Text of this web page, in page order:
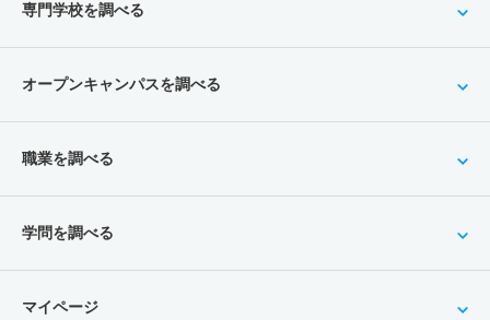
専門学校を調べる
オープンキャンパスを調べる
職業を調べる
学問を調べる
マイページ